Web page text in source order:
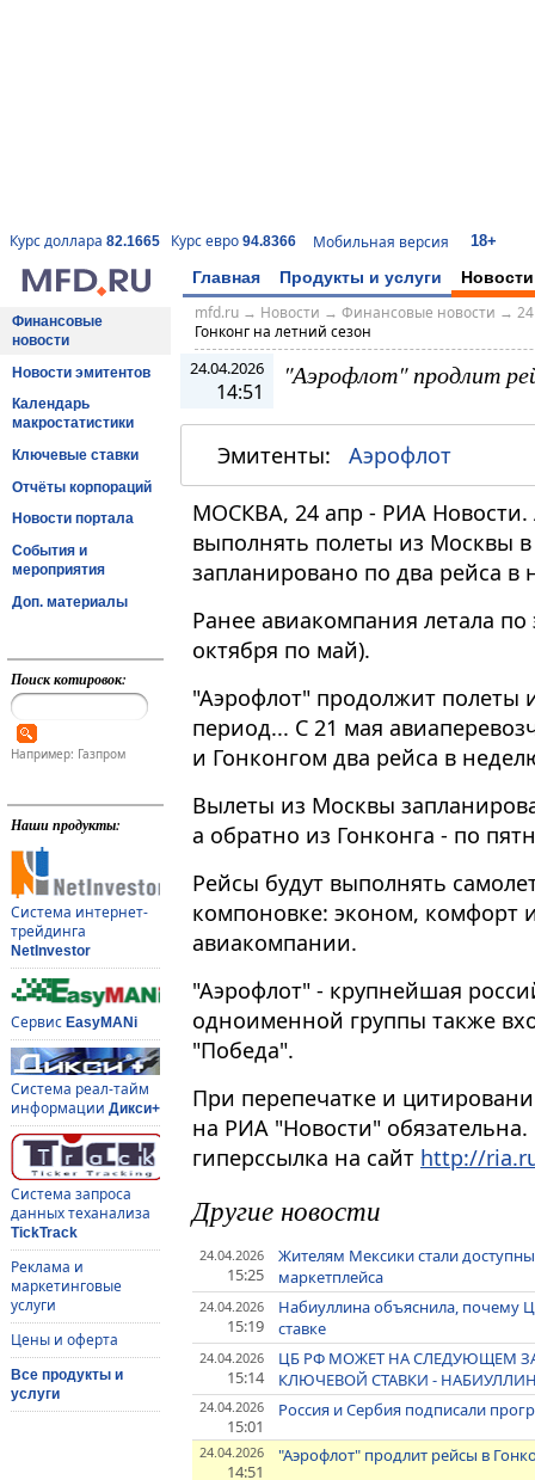
Курс доллара 82.1665 Курс евро 94.8366 Мобильная версия 18+
Главная Продукты и услуги Новости
Финансовые
новости
Новости эмитентов
Календарь
макростатистики
Ключевые ставки
Отчёты корпораций
Новости портала
События и
мероприятия
Доп. материалы
Поиск котировок:
Например: Газпром
Наши продукты:
Система интернет-
трейдинга
NetInvestor
Сервис EasyMANi
Система реал-тайм
информации Дикси+
Система запроса
данных теханализа
TickTrack
Реклама и
маркетинговые
услуги
Цены и оферта
Все продукты и
услуги
mfd.ru→ Новости → Финансовые новости →
Гонконг на летний сезон
24.04.2026
14:51
"Аэрофлот" продлит
Эмитенты: Аэрофлот
МОСКВА, 24 апр - РИА Новости.
выполнять полеты из Москвы
запланировано по два рейса
Ранее авиакомпания летала
октября по май)​​​.
"Аэрофлот" продолжит полеты
период... С 21 мая
и Гонконгом два рейса в
Вылеты из Москвы
а обратно из Гонконга - по
Рейсы будут выполнять
компоновке: эконом, комфорт
авиакомпании.
"Аэрофлот" - крупнейшая
одноименной группы также
"Победа".
При перепечатке и
на РИА "Новости"
гиперссылка на сайт http://
Другие новости
24.04.2026
15:25
Жителям Мексики стали
маркетплейса
24.04.2026
15:19
Набиуллина объяснила, почему
ставке
24.04.2026
15:14
ЦБ РФ МОЖЕТ НА СЛЕДУЮЩЕМ
КЛЮЧЕВОЙ СТАВКИ -
24.04.2026
15:01
Россия и Сербия подписали
24.04.2026
14:51
"Аэрофлот" продлит рейсы в